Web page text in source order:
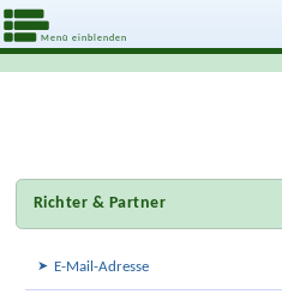
Menü einblenden
Richter & Partner
E-Mail-Adresse